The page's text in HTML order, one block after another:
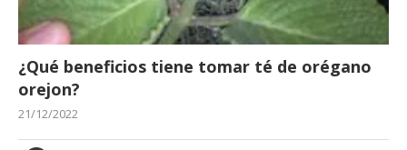
¿Qué beneficios tiene tomar té de orégano
orejon?
21/12/2022